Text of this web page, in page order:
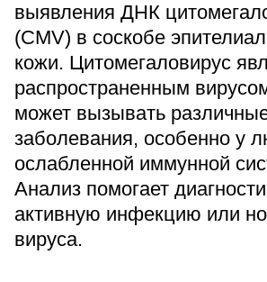
Адрес
399000, г. Липецк, Плехановское
Ленинский лесхоз, квартал 67
Понедельник — четверг
08:00–16:45
перерыв 12:00–12:30
Пятница
08:00–15:45
перерыв 12:00–12:30
Администратор
+7 (4742) 72-73-31
выявления ДНК
(CMV) в соскобе
кожи. Цитомегаловирус
распространенным
может вызывать
заболевания, особенно у
ослабленной иммунной
Анализ помогает
активную инфекцию или
вируса.